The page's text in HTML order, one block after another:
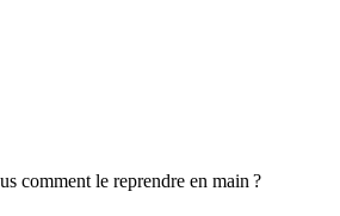
comment le reprendre en main ?